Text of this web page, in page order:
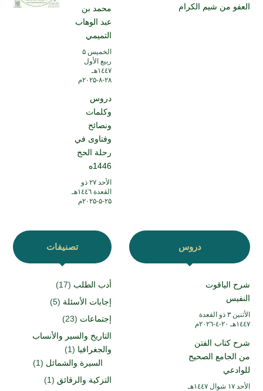
العفو من شيم الكرام
محمد بن
عبد الوهاب
التميمي
الخميس ۵
ربيع الأول
۱٤٤۷هـ
۲۸-۸-۲۰۲۵م
دروس
وكلمات
ونصائح
وفتاوى في
رحلة الحج
1446ه
الأحد ۲۷ ذو
القعدة ۱٤٤٦هـ
۲۵-۵-۲۰۲۵م
دروس
شرح الياقوت
النفيس
الأثنين ۳ ذو القعدة
۱٤٤۷هـ ۲۰-٤-۲۰۲٦م
شرح كتاب الفتن
من الجامع الصحيح
للوادعي
الأحد ۱۷ شوال ۱٤٤۷هـ
تصنيفات
أدب الطلب (17)
إجابات الأسئلة (5)
إجتماعات (23)
التاريخ والسير والأنساب
والجغرافيا (1)
السيرة والشمائل (1)
التزكية والرقائق (1)